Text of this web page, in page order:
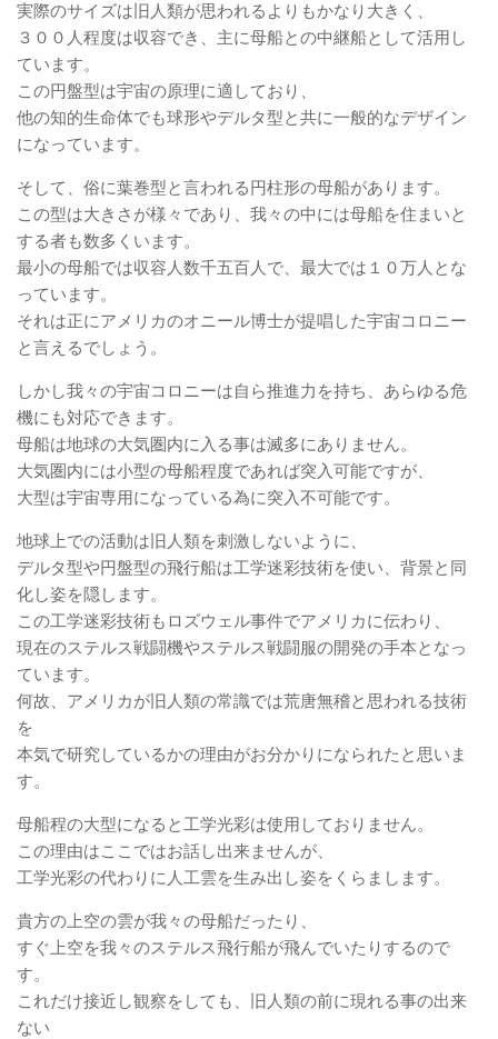
実際のサイズは旧人類が思われるよりもかなり大きく、
３００人程度は収容でき、主に母船との中継船として活用し
ています。
この円盤型は宇宙の原理に適しており、
他の知的生命体でも球形やデルタ型と共に一般的なデザイン
になっています。
そして、俗に葉巻型と言われる円柱形の母船があります。
この型は大きさが様々であり、我々の中には母船を住まいと
する者も数多くいます。
最小の母船では収容人数千五百人で、最大では１０万人とな
っています。
それは正にアメリカのオニール博士が提唱した宇宙コロニー
と言えるでしょう。
しかし我々の宇宙コロニーは自ら推進力を持ち、あらゆる危
機にも対応できます。
母船は地球の大気圏内に入る事は滅多にありません。
大気圏内には小型の母船程度であれば突入可能ですが、
大型は宇宙専用になっている為に突入不可能です。
地球上での活動は旧人類を刺激しないように、
デルタ型や円盤型の飛行船は工学迷彩技術を使い、背景と同
化し姿を隠します。
この工学迷彩技術もロズウェル事件でアメリカに伝わり、
現在のステルス戦闘機やステルス戦闘服の開発の手本となっ
ています。
何故、アメリカが旧人類の常識では荒唐無稽と思われる技術
を
本気で研究しているかの理由がお分かりになられたと思いま
す。
母船程の大型になると工学光彩は使用しておりません。
この理由はここではお話し出来ませんが、
工学光彩の代わりに人工雲を生み出し姿をくらまします。
貴方の上空の雲が我々の母船だったり、
すぐ上空を我々のステルス飛行船が飛んでいたりするので
す。
これだけ接近し観察をしても、旧人類の前に現れる事の出来
ない